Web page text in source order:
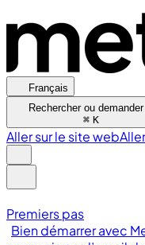
Français
Rechercher ou
⌘ K
Aller sur le site web
Premiers pas
Bien démarrer avec